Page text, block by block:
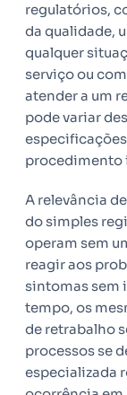
regulatórios,
da qualidade,
qualquer
serviço ou
atender a um
pode variar
procedimento
A relevância
do simples
operam sem
reagir aos
sintomas sem
tempo, os
de retrabalho
processos se
especializada